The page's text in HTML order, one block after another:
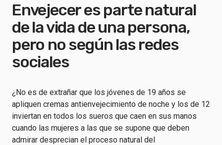
Envejecer es parte natural
de la vida de una persona,
pero no según las redes
sociales
¿No es de extrañar que los jóvenes de 19 años se
apliquen cremas antienvejecimiento de noche y los de 12
inviertan en todos los sueros que caen en sus manos
cuando las mujeres a las que se supone que deben
admirar desprecian el proceso natural del